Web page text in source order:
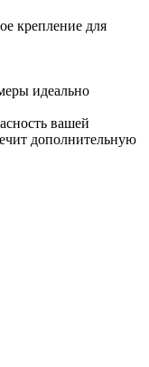
крепление для
идеально
вашей
дополнительную